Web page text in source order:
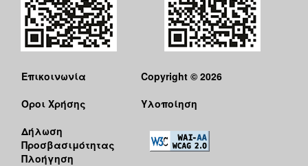
Επικοινωνία
Όροι Χρήσης
Δήλωση
Προσβασιμότητας
Πλοήγηση
Copyright © 2026
Υλοποίηση